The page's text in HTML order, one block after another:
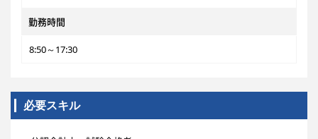
勤務時間
8:50～17:30
必要スキル